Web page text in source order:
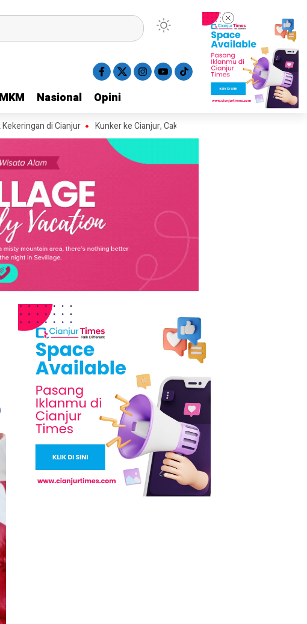
Nasional Opini
Nasional Opini
di Cianjur Kunker ke Cianjur, Cak Imin Luncurkan Gerakan 10 Ribu MCK dan